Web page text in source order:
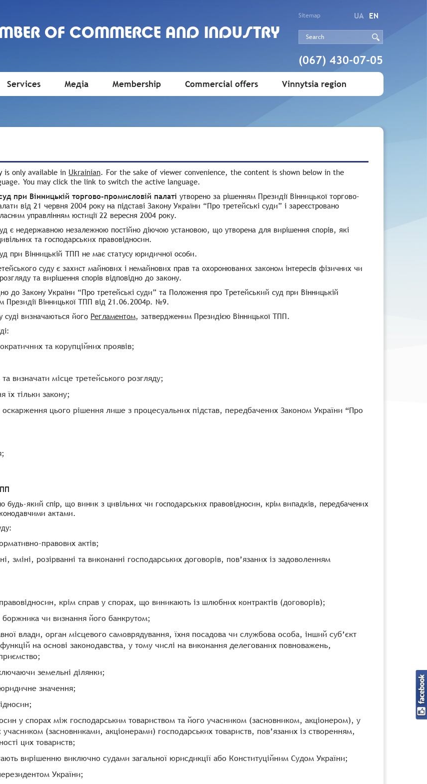
OF COMMERCE AND INDUSTRY
Sitemap UA EN
(067) 430-07-05
Services Медіа Membership Commercial offers Vinnytsia region
is only available in Ukrainian. For the sake of viewer convenience, the content is shown below in the
You may click the link to switch the active language.
при Вінницькій торгово-промисловій палаті утворено за рішенням Президії Вінницької торгово-
від 21 червня 2004 року на підставі Закону України “Про третейські суди” і зареєстровано
управлінням юстиції 22 вересня 2004 року.
є недержавною незалежною постійно діючою установою, що утворена для вирішення спорів, які
та господарських правовідносин.
при Вінницькій ТПП не має статусу юридичної особи.
суду є захист майнових і немайнових прав та охоронюваних законом інтересів фізичних чи
та вирішення спорів відповідно до закону.
до Закону України “Про третейські суди” та Положення про Третейський суд при Вінницькій
Президії Вінницької ТПП від 21.06.2004р. №9.
суді визначаються його Регламентом, затвердженим Президією Вінницької ТПП.
та корупційних проявів;
визначати місце третейського розгляду;
їх тільки закону;
цього рішення лише з процесуальних підстав, передбачених Законом України “Про
який спір, що виник з цивільних чи господарських правовідносин, крім випадків, передбачених
актами.
правових актів;
розірванні та виконанні господарських договорів, пов’язаних із задоволенням
крім справ у спорах, що виникають із шлюбних контрактів (договорів);
чи визнання його банкрутом;
влади, орган місцевого самоврядування, їхня посадова чи службова особа, інший суб’єкт
на основі законодавства, у тому числі на виконання делегованих повноважень,
земельні ділянки;
значення;
у спорах між господарським товариством та його учасником (засновником, акціонером), у
(засновниками, акціонерами) господарських товариств, пов’язаних із створенням,
цих товариств;
вирішенню виключно судами загальної юрисдикції або Конституційним Судом України;
України;